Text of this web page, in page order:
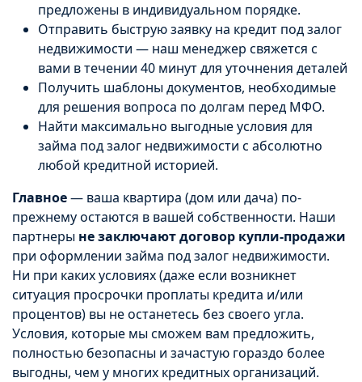
предложены в индивидуальном порядке.
Отправить быструю заявку на кредит под залог
недвижимости — наш менеджер свяжется с
вами в течении 40 минут для уточнения деталей
Получить шаблоны документов, необходимые
для решения вопроса по долгам перед МФО.
Найти максимально выгодные условия для
займа под залог недвижимости с абсолютно
любой кредитной историей.
Главное— ваша квартира (дом или дача) по-
прежнему остаются в вашей собственности. Наши
партнеры не заключают договор купли-продажи
при оформлении займа под залог недвижимости.
Ни при каких условиях (даже если возникнет
ситуация просрочки проплаты кредита и/или
процентов) вы не останетесь без своего угла.
Условия, которые мы сможем вам предложить,
полностью безопасны и зачастую гораздо более
выгодны, чем у многих кредитных организаций.